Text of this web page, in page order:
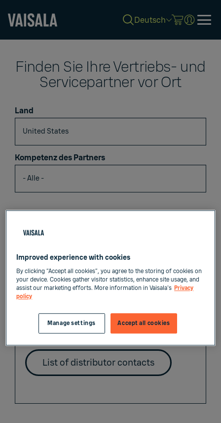
main
content
Deutsch
Finden Sie Ihre Vertriebs- und
Servicepartner vor Ort
Land
Kompetenz des Partners
List of Liquid Measurements Distributors
Semiconductor liquid concentration measurements
List of distributor contacts
Improved experience with cookies
By clicking “Accept all cookies”, you agree to the storing of cookies on
your device. Cookies gather visitor statistics, enhance site usage, and
assist our marketing efforts. More information in Vaisala's Privacy
policy
Accept all cookies
Manage settings